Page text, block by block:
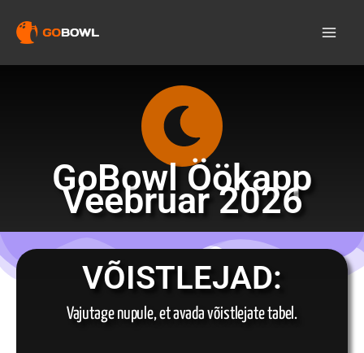
GoBowl Öökapp
Veebruar 2026
VÕISTLEJAD:
Vajutage nupule, et avada võistlejate tabel.